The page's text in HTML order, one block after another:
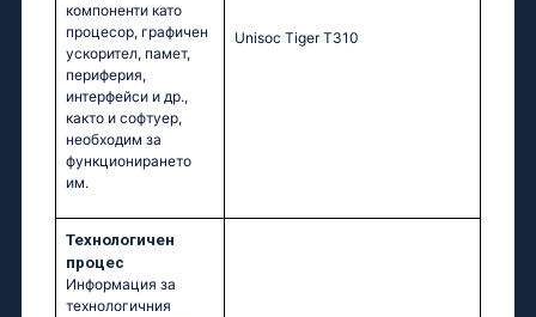
компоненти като
процесор, графичен
ускорител, памет,
периферия,
интерфейси и др.,
както и софтуер,
необходим за
функционирането
им.
Unisос Тigеr Т310
Технологичен
процес
Информация за
технологичния